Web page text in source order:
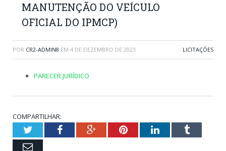
MANUTENÇÃO DO VEÍCULO
OFICIAL DO IPMCP)
POR CR2-ADMIN8 EM 4 DE DEZEMBRO DE 2023 LICITAÇÕES
PARECER JURÍDICO
COMPARTILHAR:
TwitterFacebookGoogle+PinterestLinkedInTumblr
Email